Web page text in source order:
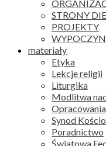
STRONY
PROJEKTY
materiały
Etyka
Lekcje religii
Liturgika
Modlitwa
Opracowania
Synod
Poradnictwo
Światowa